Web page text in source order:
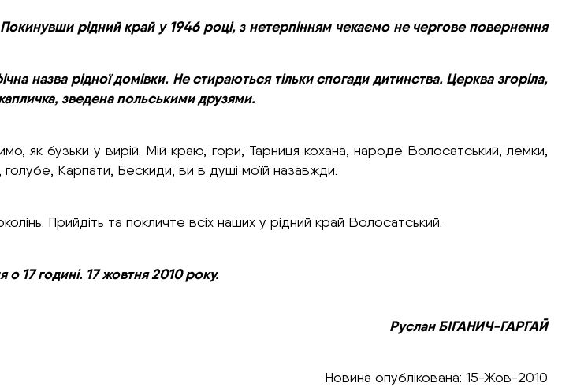
рідний край у 1946 році, з нетерпінням чекаємо не чергове повернення
назва рідної домівки. Не стираються тільки спогади дитинства. Церква згоріла,
зведена польськими друзями.
як бузьки у вирій. Мій краю, гори, Тарниця кохана, народе Волосатський, лемки,
Карпати, Бескиди, ви в душі моїй назавжди.
Прийдіть та покличте всіх наших у рідний край Волосатський.
17 годині. 17 жовтня 2010 року.
Руслан БІГАНИЧ-ГАРГАЙ
Новина опублікована: 15-Жов-2010